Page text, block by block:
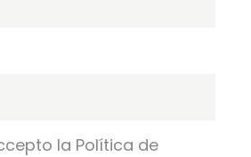
la Política de